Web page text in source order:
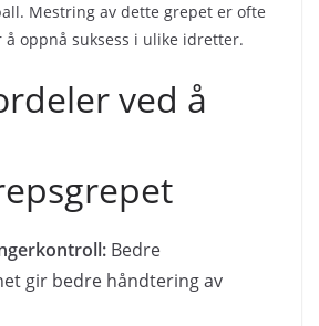
Mestring av dette grepet er ofte
oppnå suksess i ulike idretter.
ved å
Bedre
gir bedre håndtering av